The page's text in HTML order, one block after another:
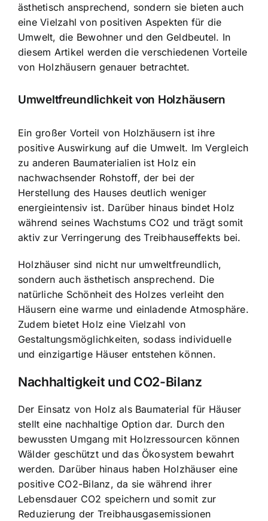
ästhetisch ansprechend, sondern sie bieten auch
eine Vielzahl von positiven Aspekten für die
Umwelt, die Bewohner und den Geldbeutel. In
diesem Artikel werden die verschiedenen Vorteile
von Holzhäusern genauer betrachtet.
Umweltfreundlichkeit von Holzhäusern
Ein großer Vorteil von Holzhäusern ist ihre
positive Auswirkung auf die Umwelt. Im Vergleich
zu anderen Baumaterialien ist Holz ein
nachwachsender Rohstoff, der bei der
Herstellung des Hauses deutlich weniger
energieintensiv ist. Darüber hinaus bindet Holz
während seines Wachstums CO2 und trägt somit
aktiv zur Verringerung des Treibhauseffekts bei.
Holzhäuser sind nicht nur umweltfreundlich,
sondern auch ästhetisch ansprechend. Die
natürliche Schönheit des Holzes verleiht den
Häusern eine warme und einladende Atmosphäre.
Zudem bietet Holz eine Vielzahl von
Gestaltungsmöglichkeiten, sodass individuelle
und einzigartige Häuser entstehen können.
Nachhaltigkeit und CO2-Bilanz
Der Einsatz von Holz als Baumaterial für Häuser
stellt eine nachhaltige Option dar. Durch den
bewussten Umgang mit Holzressourcen können
Wälder geschützt und das Ökosystem bewahrt
werden. Darüber hinaus haben Holzhäuser eine
positive CO2-Bilanz, da sie während ihrer
Lebensdauer CO2 speichern und somit zur
Reduzierung der Treibhausgasemissionen